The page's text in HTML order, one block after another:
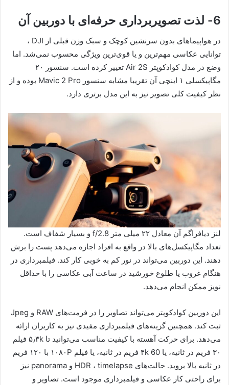
6- لذت تصویربرداری حرفه‌ای با دوربین آن
در هواپیماهای بدون سرنشین کوچک و سبک وزن قبلی از DJI ،
توانایی عکاسی مهم‌ترین و یا قوی‌ترین ویژگی محسوب نمی‌شد. اما
وضع در مدل کوادکوپتر Air 2S تغییر کرده است. سنسور ۲۰
مگاپیکسلی ۱ اینچی آن تقریبا مشابه سنسور Mavic 2 Pro بوده و از
نظر کیفیت کلی تصویر نیز به این مدل برتری دارد.
لنز دیافراگم آن معادل ۲۲ میلی متر f/2.8 و بسیار شفاف است.
تعداد مگاپیکسل‌های بالا در واقع به افراد اجازه می‌دهد پست را برش
دهند. این دوربین می‌تواند در نور کم به خوبی کار کند. فیلمبرداری در
هنگام غروب یا طلوع خورشید در ساعت آبی عکاسی را با حداقل
نویز ممکن انجام می‌دهد.
این دوربین کوادکوپتر می‌تواند تصاویر را در فرمت‌های RAW و Jpeg
ثبت کند. همچنین گزینه‌های فیلمبرداری مفیدی نیز به کاربران ارائه
می‌دهد. برای حرکت آهسته با کیفیت مناسب می‌توانید تا ۵٫۳k فیلم
۳۰ فریم در ثانیه، یا ۴k 60 فریم در ثانیه، یا فیلم ۱۰۸۰P با ۱۲۰ فریم
در ثانیه بالا بروید. حالت‌های HDR ، timelapse و panorama نیز
برای راحتی کار عکاسی و فیلمبرداری موجود است. تصاویر و